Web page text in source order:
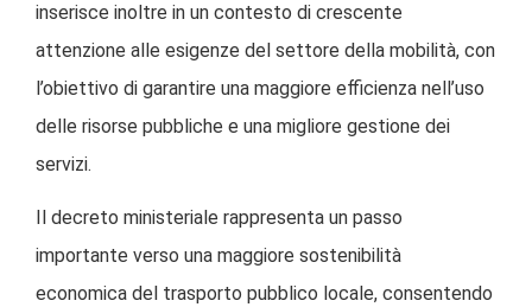
inserisce inoltre in un contesto di crescente
attenzione alle esigenze del settore della mobilità, con
l’obiettivo di garantire una maggiore efficienza nell’uso
delle risorse pubbliche e una migliore gestione dei
servizi.
Il decreto ministeriale rappresenta un passo
importante verso una maggiore sostenibilità
economica del trasporto pubblico locale, consentendo